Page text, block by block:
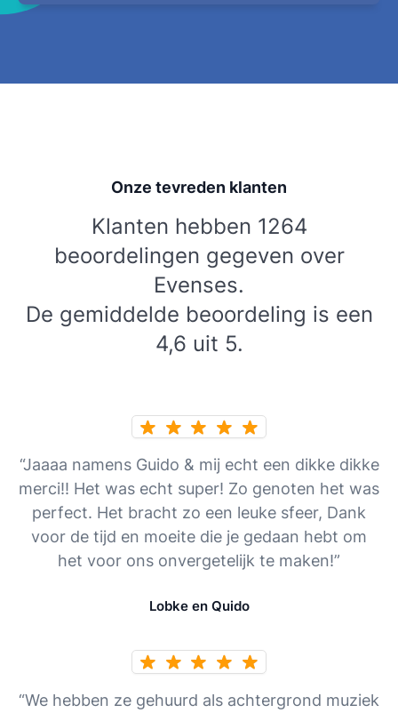
Onze tevreden klanten
Klanten hebben 1264
beoordelingen gegeven over
Evenses.
De gemiddelde beoordeling is een
4,6 uit 5.
“Jaaaa namens Guido & mij echt een dikke dikke
merci!! Het was echt super! Zo genoten het was
perfect. Het bracht zo een leuke sfeer, Dank
voor de tijd en moeite die je gedaan hebt om
het voor ons onvergetelijk te maken!”
Lobke en Quido
“We hebben ze gehuurd als achtergrond muziek